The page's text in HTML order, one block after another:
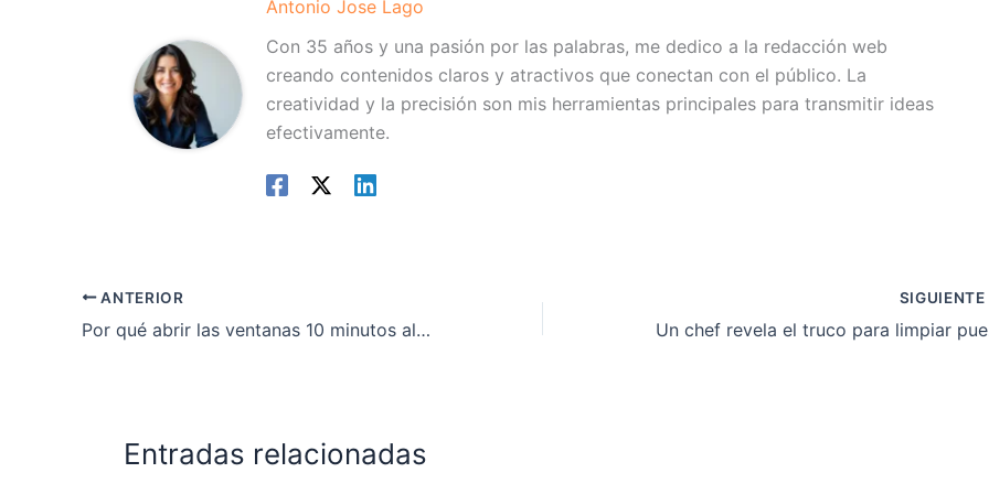
Antonio Jose Lago
Con 35 años y una pasión por las palabras, me dedico a la redacción web
creando contenidos claros y atractivos que conectan con el público. La
creatividad y la precisión son mis herramientas principales para transmitir ideas
efectivamente.
ANTERIOR
Por qué abrir las ventanas 10 minutos al día en invierno mejora tu salud
SIGUIENTE
Entradas relacionadas